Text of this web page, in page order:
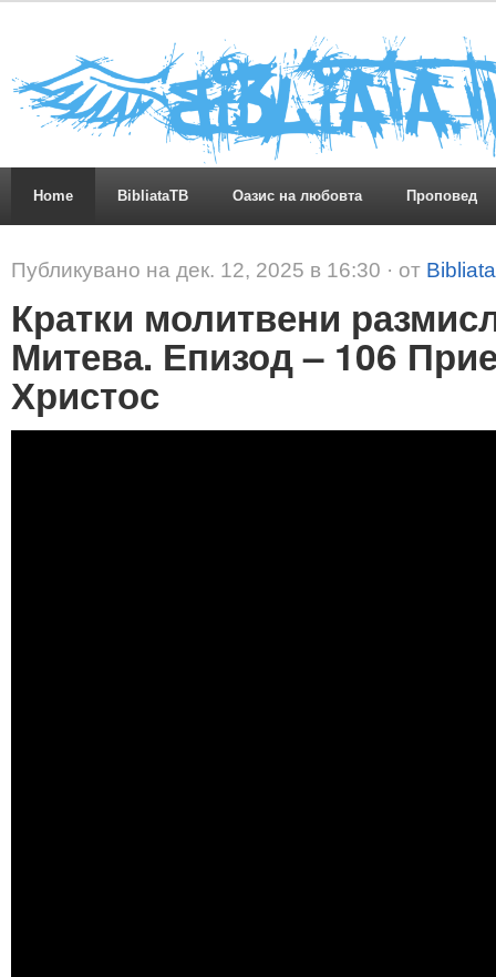
Home BibliataTB Оазис на любовта Проповед
Публикувано на дек. 12, 2025 в 16:30 · от
Кратки молитвени
Митева. Епизод – 106
Христос